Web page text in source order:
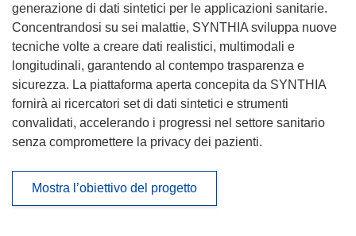
generazione di dati sintetici per le applicazioni sanitarie.
Concentrandosi su sei malattie, SYNTHIA sviluppa nuove
tecniche volte a creare dati realistici, multimodali e
longitudinali, garantendo al contempo trasparenza e
sicurezza. La piattaforma aperta concepita da SYNTHIA
fornirà ai ricercatori set di dati sintetici e strumenti
convalidati, accelerando i progressi nel settore sanitario
senza compromettere la privacy dei pazienti.
Mostra l’obiettivo del progetto